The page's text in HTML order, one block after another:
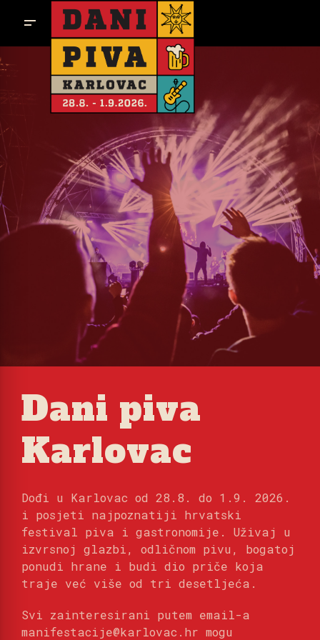
Dani piva
Karlovac
Dođi u Karlovac od 28.8. do 1.9. 2026.
i posjeti najpoznatiji hrvatski
festival piva i gastronomije. Uživaj u
izvrsnoj glazbi, odličnom pivu, bogatoj
ponudi hrane i budi dio priče koja
traje već više od tri desetljeća.
Svi zainteresirani putem email-a
manifestacije@karlovac.hr mogu